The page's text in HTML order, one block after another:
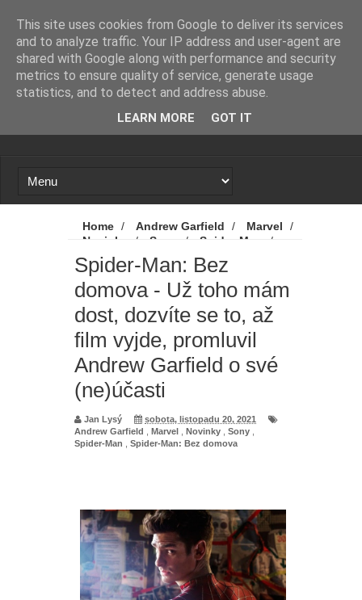
Loading...
Home / Andrew Garfield / Marvel
/
Novinky
/ Sony / Spider-Man
/
Spider-Man: Bez domova
Man: Bez domova - Už toho mám dost,
dozvíte se to, až film vyjde, promluvil Andrew
Garfield o své (ne)účasti
Spider-Man: Bez
domova - Už toho mám
dost, dozvíte se to, až
film vyjde, promluvil
Andrew Garfield o své
(ne)účasti
Jan Lysý
sobota, listopadu 20, 2021
Andrew Garfield
Marvel Novinky Sony
Spider-Man
Spider-Man: Bez domova
This site uses cookies from Google to deliver its services
and to analyze traffic. Your IP address and user-agent are
shared with Google along with performance and security
metrics to ensure quality of service, generate usage
statistics, and to detect and address abuse.
LEARN MORE GOT IT